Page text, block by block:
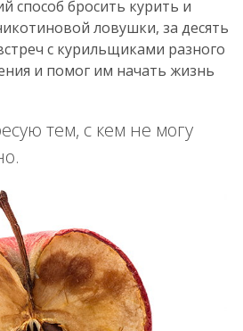
способ бросить курить и
ловушки, за десять
с курильщиками разного
и помог им начать жизнь
тем, с кем не могу